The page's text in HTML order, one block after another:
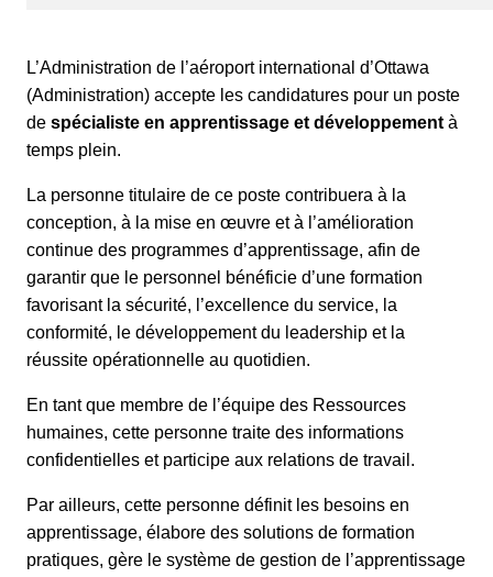
L’Administration de l’aéroport international d’Ottawa
(Administration) accepte les candidatures pour un poste
de spécialiste en apprentissage et développement à
temps plein.
La personne titulaire de ce poste contribuera à la
conception, à la mise en œuvre et à l’amélioration
continue des programmes d’apprentissage, afin de
garantir que le personnel bénéficie d’une formation
favorisant la sécurité, l’excellence du service, la
conformité, le développement du leadership et la
réussite opérationnelle au quotidien.
En tant que membre de l’équipe des Ressources
humaines, cette personne traite des informations
confidentielles et participe aux relations de travail.
Par ailleurs, cette personne définit les besoins en
apprentissage, élabore des solutions de formation
pratiques, gère le système de gestion de l’apprentissage